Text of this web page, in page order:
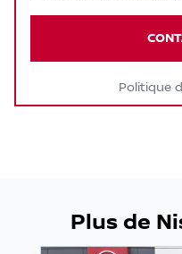
Politique
Plus de